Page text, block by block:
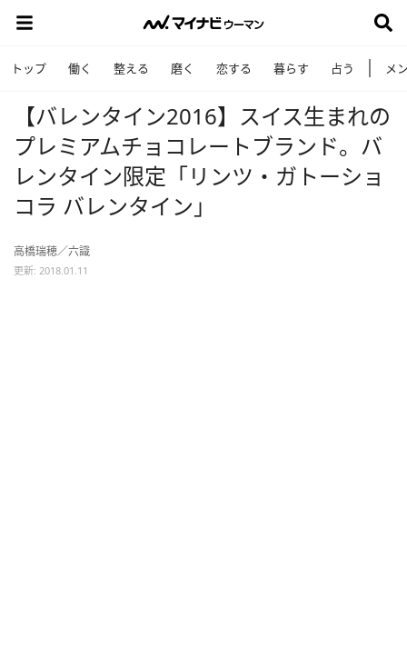
トップ 働く 整える 磨く 恋する 暮らす 占う メ
【バレンタイン2016】スイス生まれの
プレミアムチョコレートブランド。バ
レンタイン限定「リンツ・ガトーショ
コラ バレンタイン」
高橋瑞穂／六識
更新: 2018.01.11